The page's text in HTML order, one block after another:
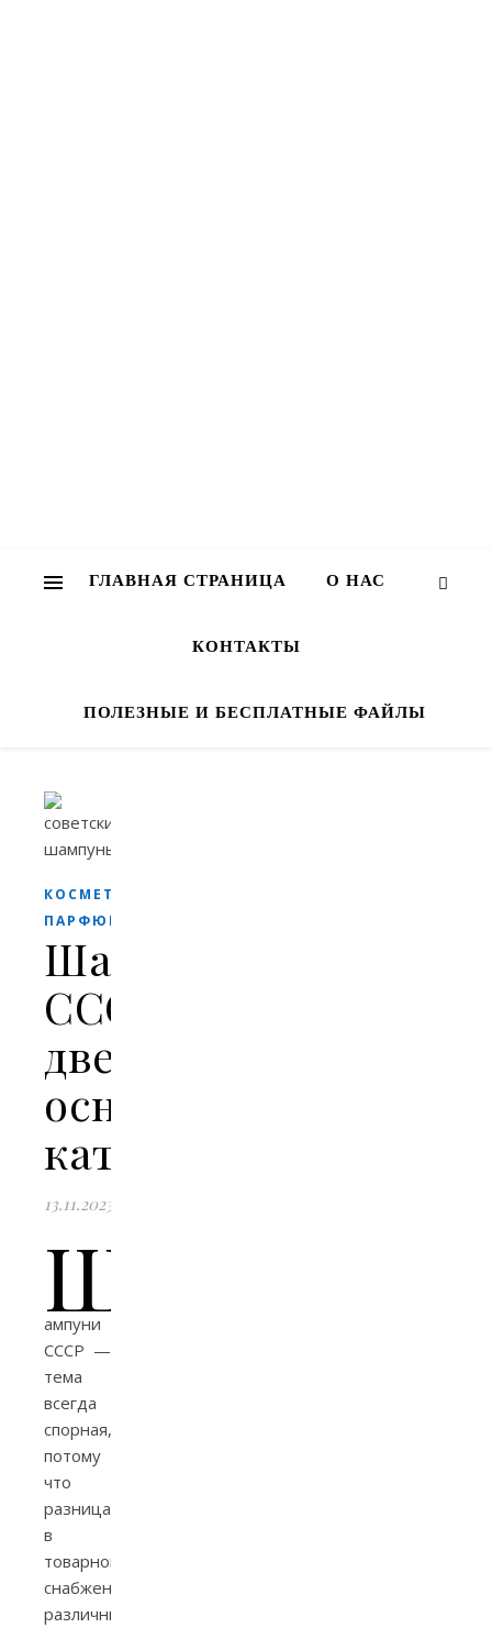
ГЛАВНАЯ СТРАНИЦА О НАС
КОНТАКТЫ
ПОЛЕЗНЫЕ И БЕСПЛАТНЫЕ ФАЙЛЫ
КОСМЕТИКА И
ПАРФЮМЕРИЯ
Шампуни
СССР:
две
основные
категории
13.11.2023
Ш
ампуни
СССР —
тема
всегда
спорная,
потому
что
разница
в
товарном
снабжении
различных